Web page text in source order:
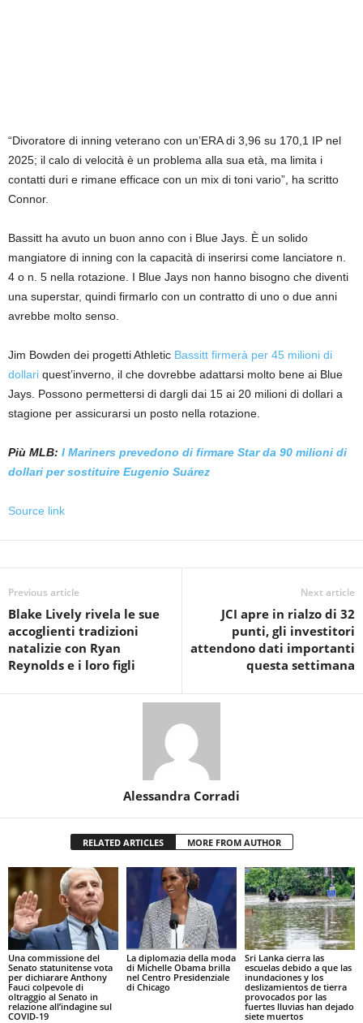
“Divoratore di inning veterano con un’ERA di 3,96 su 170,1 IP nel
2025; il calo di velocità è un problema alla sua età, ma limita i
contatti duri e rimane efficace con un mix di toni vario”, ha scritto
Connor.
Bassitt ha avuto un buon anno con i Blue Jays. È un solido
mangiatore di inning con la capacità di inserirsi come lanciatore n.
4 o n. 5 nella rotazione. I Blue Jays non hanno bisogno che diventi
una superstar, quindi firmarlo con un contratto di uno o due anni
avrebbe molto senso.
Jim Bowden dei progetti Athletic Bassitt firmerà per 45 milioni di
dollari quest’inverno, il che dovrebbe adattarsi molto bene ai Blue
Jays. Possono permettersi di dargli dai 15 ai 20 milioni di dollari a
stagione per assicurarsi un posto nella rotazione.
Più MLB: I Mariners prevedono di firmare Star da 90 milioni di
dollari per sostituire Eugenio Suárez
Source link
Previous article
Blake Lively rivela le sue
accoglienti tradizioni
natalizie con Ryan
Reynolds e i loro figli
Next article
JCI apre in rialzo di 32
punti, gli investitori
attendono dati importanti
questa settimana
Alessandra Corradi
RELATED ARTICLES MORE FROM AUTHOR
Una commissione del
Senato statunitense vota
per dichiarare Anthony
Fauci colpevole di
oltraggio al Senato in
relazione all’indagine sul
COVID-19
La diplomazia della moda
di Michelle Obama brilla
nel Centro Presidenziale
di Chicago
Sri Lanka cierra las
escuelas debido a que las
inundaciones y los
deslizamientos de tierra
provocados por las
fuertes lluvias han dejado
siete muertos